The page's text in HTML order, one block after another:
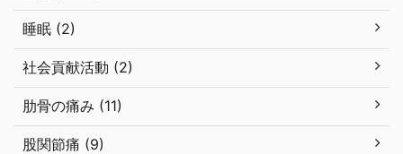
睡眠 (2)
社会貢献活動 (2)
肋骨の痛み (11)
股関節痛 (9)